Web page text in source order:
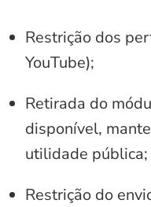
Restrição dos
YouTube);
Retirada do
disponível,
utilidade pública;
Restrição do